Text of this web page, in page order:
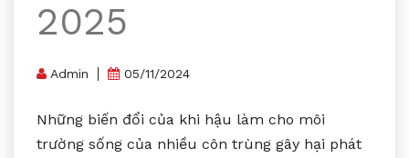
2025
Admin 05/11/2024
Những biến đổi của khi hậu làm cho môi
trường sống của nhiều côn trùng gây hại phát